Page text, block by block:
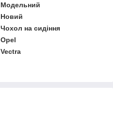
Модельний
Новий
Чохол на сидіння
Opel
Vectra